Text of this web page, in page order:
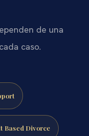
de una
caso.
Based Divorce